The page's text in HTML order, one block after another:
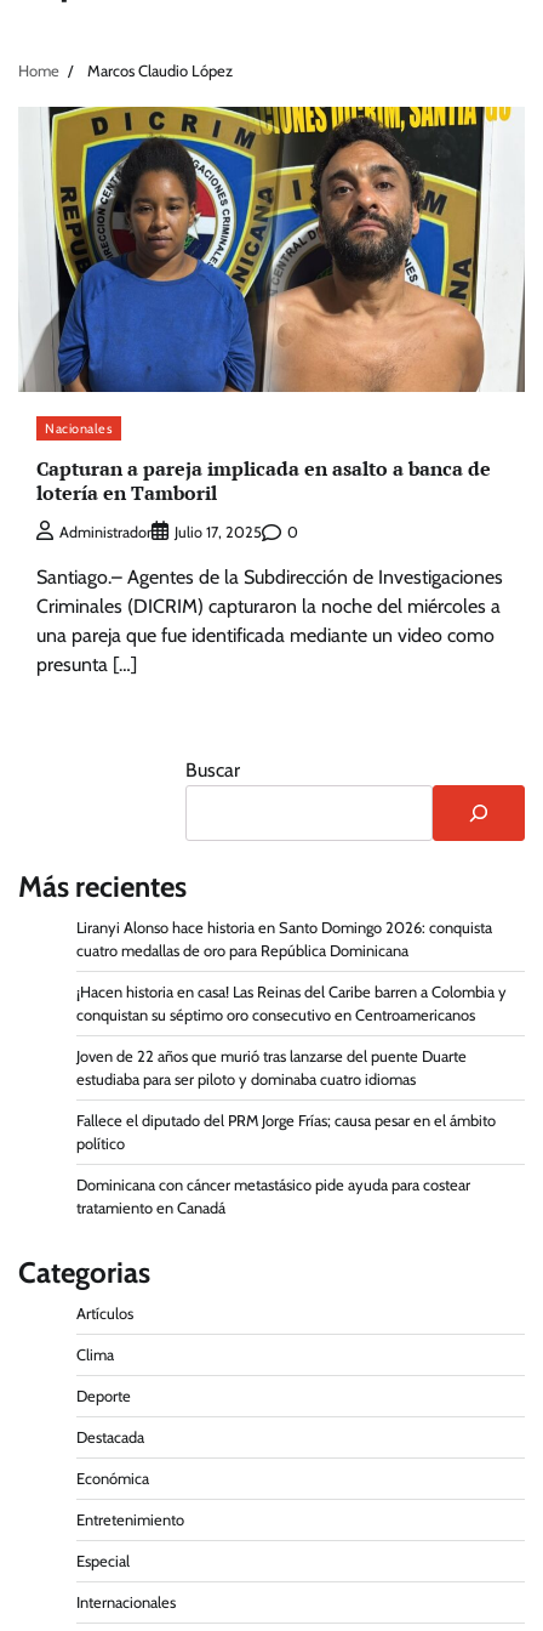
Home Marcos Claudio López
Nacionales
Capturan a pareja implicada en asalto a banca de
lotería en Tamboril
Administrador Julio 17, 2025 0
Santiago.– Agentes de la Subdirección de Investigaciones
Criminales (DICRIM) capturaron la noche del miércoles a
una pareja que fue identificada mediante un video como
presunta […]
Buscar
Más recientes
Liranyi Alonso hace historia en Santo Domingo 2026: conquista
cuatro medallas de oro para República Dominicana
¡Hacen historia en casa! Las Reinas del Caribe barren a Colombia y
conquistan su séptimo oro consecutivo en Centroamericanos
Joven de 22 años que murió tras lanzarse del puente Duarte
estudiaba para ser piloto y dominaba cuatro idiomas
Fallece el diputado del PRM Jorge Frías; causa pesar en el ámbito
político
Dominicana con cáncer metastásico pide ayuda para costear
tratamiento en Canadá
Categorias
Artículos
Clima
Deporte
Destacada
Económica
Entretenimiento
Especial
Internacionales